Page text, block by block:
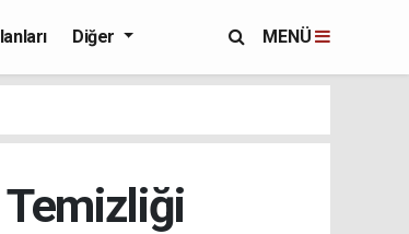
Diğer MENÜ
Temizliği